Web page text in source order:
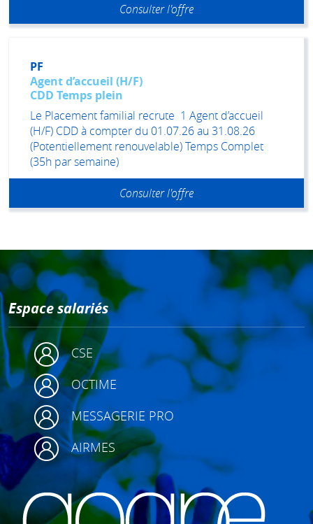
Consulter l'offre
PF
Agent d’accueil (H/F)
CDD Temps plein
Le Placement familial recrute 1 Agent d’accueil
(H/F) CDD à compter du 01.07.26 au 31.08.26
(Potentiellement renouvelable) Temps Complet
(35h par semaine)
Consulter l'offre
Espace salariés
CSE
OCTIME
MESSAGERIE PRO
AIRMES